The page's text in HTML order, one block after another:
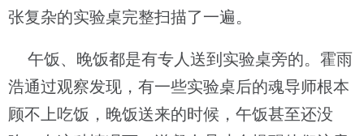
张复杂的实验桌完整扫描了一遍。
午饭、晚饭都是有专人送到实验桌旁的。霍雨
浩通过观察发现，有一些实验桌后的魂导师根本
顾不上吃饭，晚饭送来的时候，午饭甚至还没